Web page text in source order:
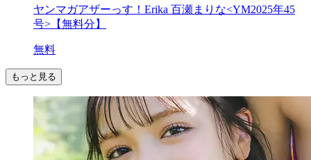
ヤンマガアザーっす！Erika 百瀬まりな<YM2025年45
号>【無料分】
無料
もっと見る